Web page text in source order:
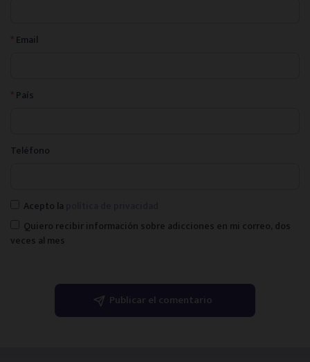
* Email
* País
Teléfono
Acepto la
Quiero recibir información sobre adicciones en mi correo, dos
veces al mes